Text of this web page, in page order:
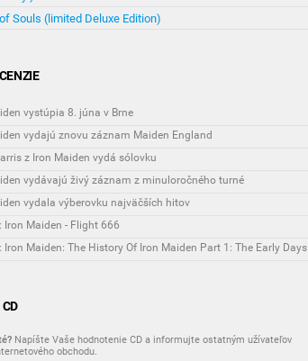
Souls (limited Deluxe Edition)
vystúpia 8. júna v Brne
vydajú znovu záznam Maiden England
z Iron Maiden vydá sólovku
vydávajú živý záznam z minuloročného turné
vydala výberovku najväčších hitov
Iron Maiden - Flight 666
Iron Maiden: The History Of Iron Maiden Part 1: The Early Days
Napíšte Vaše hodnotenie CD a informujte ostatným užívateľov
obchodu.